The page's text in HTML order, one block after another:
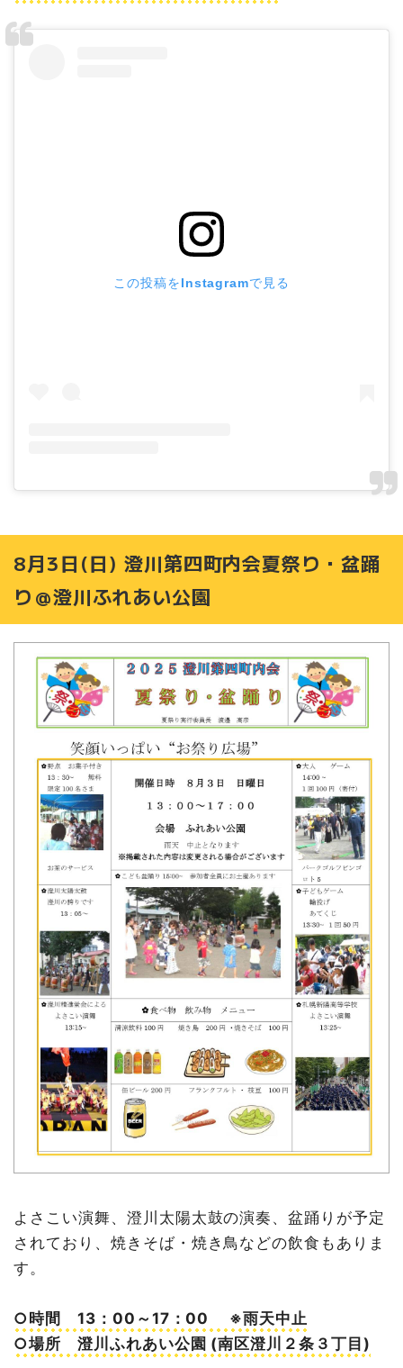
この投稿をInstagramで見る
8月3日(日) 澄川第四町内会夏祭り・盆踊
り＠澄川ふれあい公園
よさこい演舞、澄川太陽太鼓の演奏、盆踊りが予定
されており、焼きそば・焼き鳥などの飲食もありま
す。
○時間 13：00～17：00 ※雨天中止
○場所 澄川ふれあい公園 (南区澄川２条３丁目)